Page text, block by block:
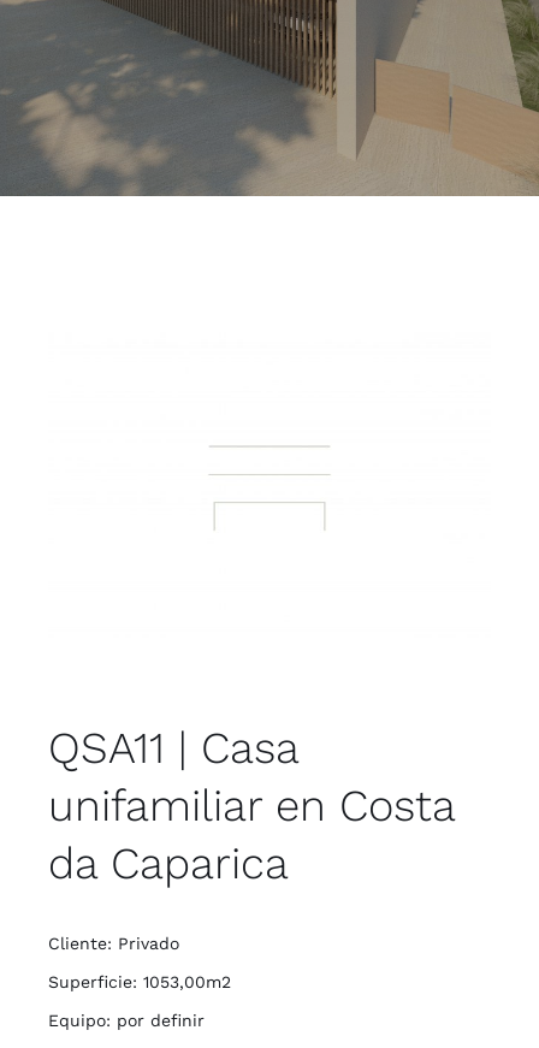
QSA11 | Casa
unifamiliar en Costa
da Caparica
Cliente: Privado
Superficie: 1053,00m2
Equipo: por definir